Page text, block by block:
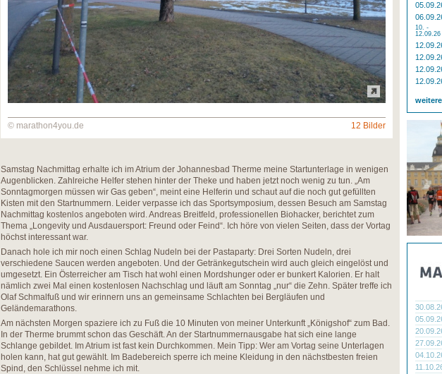
© marathon4you.de 12 Bilder
Samstag Nachmittag erhalte ich im Atrium der Johannesbad Therme meine Startunterlage in wenigen
Augenblicken. Zahlreiche Helfer stehen hinter der Theke und haben jetzt noch wenig zu tun. „Am
Sonntagmorgen müssen wir Gas geben“, meint eine Helferin und schaut auf die noch gut gefüllten
Kisten mit den Startnummern. Leider verpasse ich das Sportsymposium, dessen Besuch am Samstag
Nachmittag kostenlos angeboten wird. Andreas Breitfeld, professionellen Biohacker, berichtet zum
Thema „Longevity und Ausdauersport: Freund oder Feind“. Ich höre von vielen Seiten, dass der Vortag
höchst interessant war.
Danach hole ich mir noch einen Schlag Nudeln bei der Pastaparty: Drei Sorten Nudeln, drei
verschiedene Saucen werden angeboten. Und der Getränkegutschein wird auch gleich eingelöst und
umgesetzt. Ein Österreicher am Tisch hat wohl einen Mordshunger oder er bunkert Kalorien. Er halt
nämlich zwei Mal einen kostenlosen Nachschlag und läuft am Sonntag „nur“ die Zehn. Später treffe ich
Olaf Schmalfuß und wir erinnern uns an gemeinsame Schlachten bei Bergläufen und
Geländemarathons.
Am nächsten Morgen spaziere ich zu Fuß die 10 Minuten von meiner Unterkunft „Königshof“ zum Bad.
In der Therme brummt schon das Geschäft. An der Startnummernausgabe hat sich eine lange
Schlange gebildet. Im Atrium ist fast kein Durchkommen. Mein Tipp: Wer am Vortag seine Unterlagen
holen kann, hat gut gewählt. Im Badebereich sperre ich meine Kleidung in den nächstbesten freien
Spind, den Schlüssel nehme ich mit.
10. -
12.09.26